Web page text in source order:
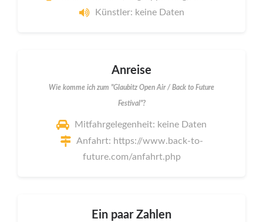
Künstler: keine Daten
Anreise
Wie komme ich zum "Glaubitz Open Air / Back to Future
Festival"?
Mitfahrgelegenheit: keine Daten
Anfahrt: https://www.back-to-
future.com/anfahrt.php
Ein paar Zahlen